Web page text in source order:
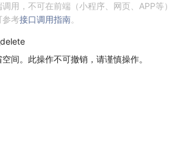
用，不可在前端（小程序、网页、APP等）
参考接口调用指南。
间。此操作不可撤销，请谨慎操作。